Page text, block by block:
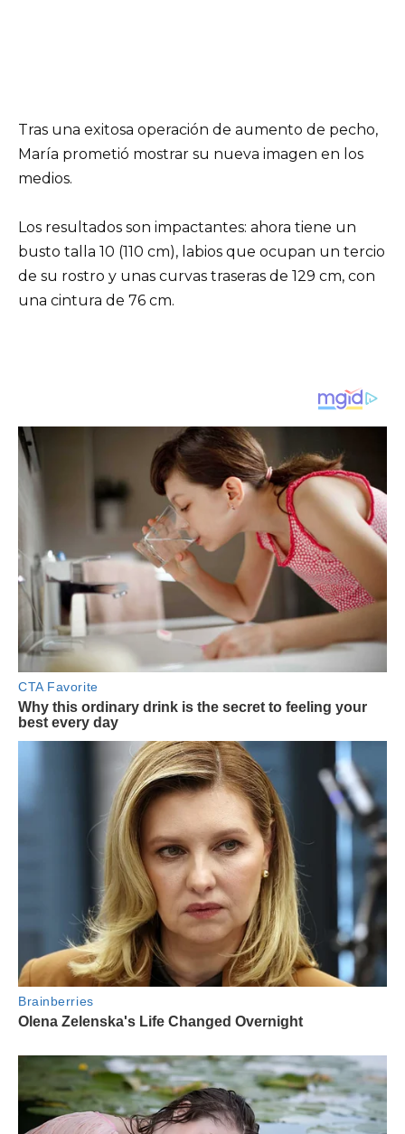
Tras una exitosa operación de aumento de pecho,
María prometió mostrar su nueva imagen en los
medios.
Los resultados son impactantes: ahora tiene un
busto talla 10 (110 cm), labios que ocupan un tercio
de su rostro y unas curvas traseras de 129 cm, con
una cintura de 76 cm.